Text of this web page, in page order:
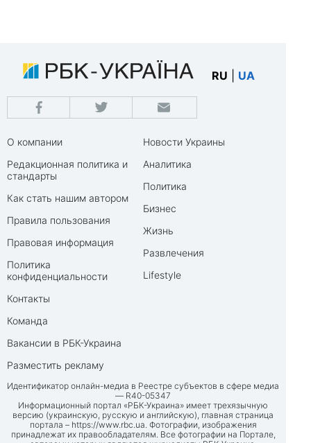
RU UA
О компании
Редакционная политика и
стандарты
Как стать нашим автором
Правила пользования
Правовая информация
Политика
конфиденциальности
Контакты
Команда
Вакансии в РБК-Украина
Разместить рекламу
Новости Украины
Аналитика
Политика
Бизнес
Жизнь
Развлечения
Lifestyle
Идентификатор онлайн-медиа в Реестре субъектов в сфере медиа
— R40-05347
Информационный портал «РБК-Украина» имеет трехязычную
версию (украинскую, русскую и английскую), главная страница
портала – https://www.rbc.ua. Фотографии, изображения
принадлежат их правообладателям. Все фотографии на Портале,